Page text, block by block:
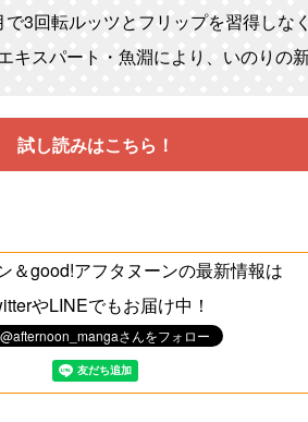
3回転ルッツとフリップを習得しな
スパート・魚淵により、いのりの
試し読みはこちら！
＆good!アフタヌーンの最新情報は
やLINEでもお届け中！